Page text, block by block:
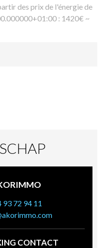
des prix de l'énergie de
: 1420€ ~
93 72 94 11
CONTACT